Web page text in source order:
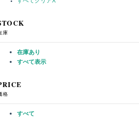
庫
在庫あり
すべて表示
格
すべて